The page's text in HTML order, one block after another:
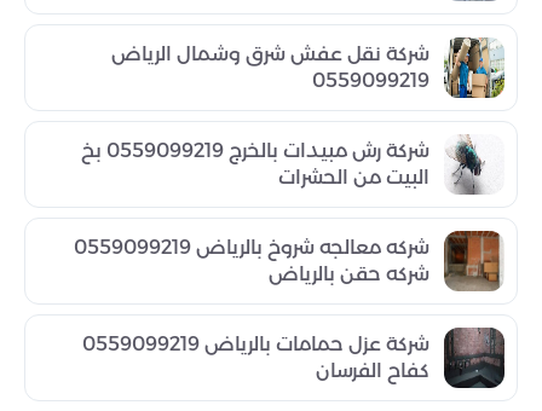
شركة نقل عفش شرق وشمال الرياض
0559099219
شركة رش مبيدات بالخرج 0559099219 بخ
البيت من الحشرات
شركه معالجه شروخ بالرياض 0559099219
شركه حقن بالرياض
شركة عزل حمامات بالرياض 0559099219
كفاح الفرسان